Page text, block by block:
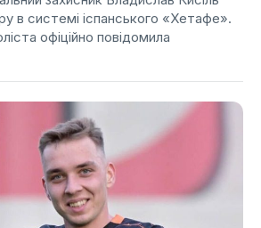
в системі іспанського «Хетафе».
офіційно повідомила